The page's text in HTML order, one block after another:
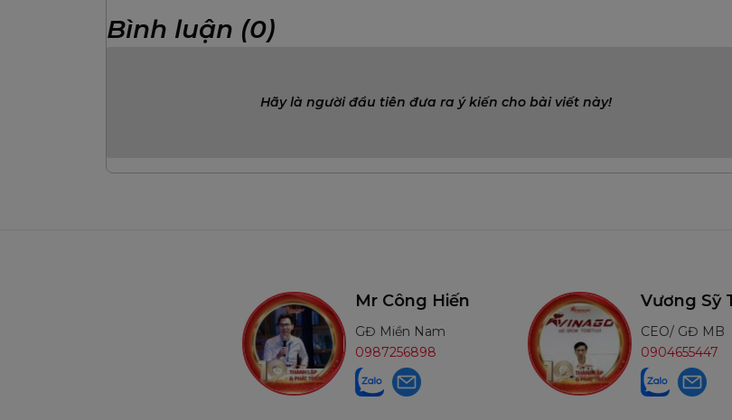
Bình luận (0)
Hãy là người đầu tiên đưa ra ý kiến cho bài viết này!
Mr Công Hiến
GĐ Miền Nam
0987256898
Vương Sỹ Thịnh
CEO/ GĐ MB
0904655447